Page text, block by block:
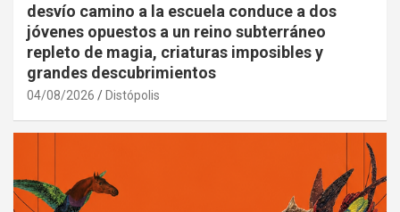
desvío camino a la escuela conduce a dos
jóvenes opuestos a un reino subterráneo
repleto de magia, criaturas imposibles y
grandes descubrimientos
04/08/2026 Distópolis